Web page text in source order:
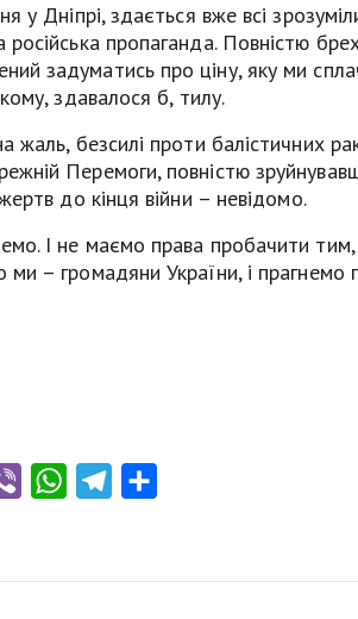
у Дніпрі, здається вже всі
пропаганда. Повністю
задуматись про ціну, яку ми
здавалося б, тилу.
безсилі проти балістичних
Перемоги, повністю
до кінця війни – невідомо.
І не маємо права пробачити тим,
– громадяни України, і прагнемо
Viber WhatsAppTelegram